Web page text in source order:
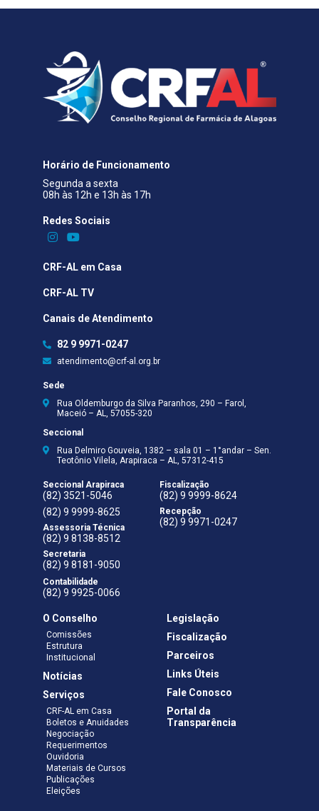
Horário de Funcionamento
Segunda a sexta
08h às 12h e 13h às 17h
Redes Sociais​
CRF-AL em Casa
CRF-AL TV
Canais de Atendimento
82 9 9971-0247
atendimento@crf-al.org.br
Sede
Rua Oldemburgo da Silva Paranhos, 290 – Farol,
Maceió – AL, 57055-320
Seccional
Rua Delmiro Gouveia, 1382 – sala 01 – 1°andar – Sen.
Teotônio Vilela, Arapiraca – AL, 57312-415
Seccional Arapiraca
(82) 3521-5046
(82) 9 9999-8625
Assessoria Técnica
(82) 9 8138-8512
Secretaria
(82) 9 8181-9050
Contabilidade
(82) 9 9925-0066
Fiscalização
(82) 9 9999-8624
Recepção
(82) 9 9971-0247
O Conselho
Comissões
Estrutura
Institucional
Notícias
Serviços
CRF-AL em Casa
Boletos e Anuidades
Negociação
Requerimentos
Ouvidoria
Materiais de Cursos
Publicações
Eleições
Legislação
Fiscalização
Parceiros
Links Úteis
Fale Conosco
Portal da
Transparência